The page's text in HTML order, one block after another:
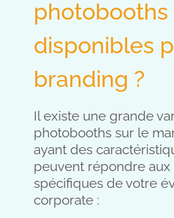
photobooths
disponibles
branding ?
Il existe une grande
photobooths sur le
ayant des
peuvent répondre aux
spécifiques de votre
corporate :